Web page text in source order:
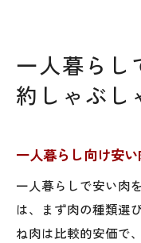
一人暮らし
約しゃぶし
一人暮らし向け安
一人暮らしで安い肉
は、まず肉の種類選
ね肉は比較的安価で